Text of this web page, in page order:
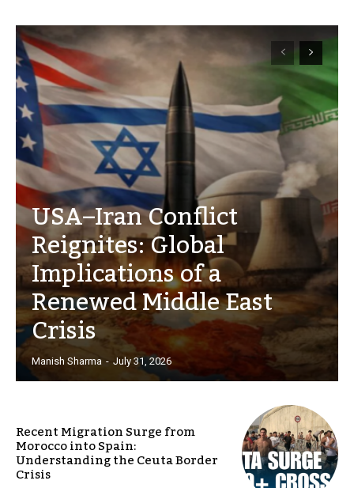
USA–Iran Conflict
Reignites: Global
Implications of a
Renewed Middle East
Crisis
Manish Sharma - July 31, 2026
Recent Migration Surge from
Morocco into Spain:
Understanding the Ceuta Border
Crisis